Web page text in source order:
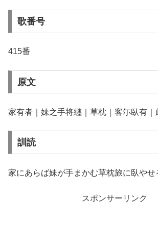
歌番号
415番
原文
家有者｜妹之手将纒｜草枕｜客尓臥有｜
訓読
家にあらば妹が手まかむ草枕旅に臥や
スポンサーリンク